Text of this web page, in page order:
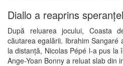
Diallo a reaprins
După reluarea jocului, Coasta
căutarea egalării. Ibrahim
la distanță, Nicolas Pépé l-a pus
Ange-Yoan Bonny a reluat slab din